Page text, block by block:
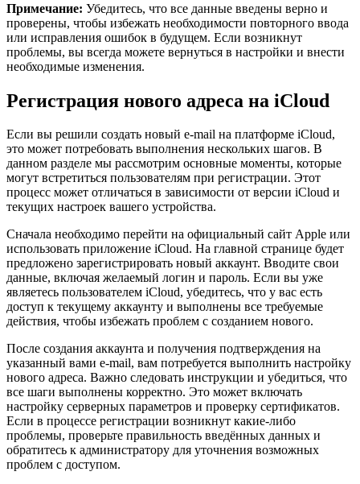
Примечание: Убедитесь, что все данные введены верно и
проверены, чтобы избежать необходимости повторного ввода
или исправления ошибок в будущем. Если возникнут
проблемы, вы всегда можете вернуться в настройки и внести
необходимые изменения.
Регистрация нового адреса на iCloud
Если вы решили создать новый e-mail на платформе iCloud,
это может потребовать выполнения нескольких шагов. В
данном разделе мы рассмотрим основные моменты, которые
могут встретиться пользователям при регистрации. Этот
процесс может отличаться в зависимости от версии iCloud и
текущих настроек вашего устройства.
Сначала необходимо перейти на официальный сайт Apple или
использовать приложение iCloud. На главной странице будет
предложено зарегистрировать новый аккаунт. Вводите свои
данные, включая желаемый логин и пароль. Если вы уже
являетесь пользователем iCloud, убедитесь, что у вас есть
доступ к текущему аккаунту и выполнены все требуемые
действия, чтобы избежать проблем с созданием нового.
После создания аккаунта и получения подтверждения на
указанный вами e-mail, вам потребуется выполнить настройку
нового адреса. Важно следовать инструкции и убедиться, что
все шаги выполнены корректно. Это может включать
настройку серверных параметров и проверку сертификатов.
Если в процессе регистрации возникнут какие-либо
проблемы, проверьте правильность введённых данных и
обратитесь к администратору для уточнения возможных
проблем с доступом.